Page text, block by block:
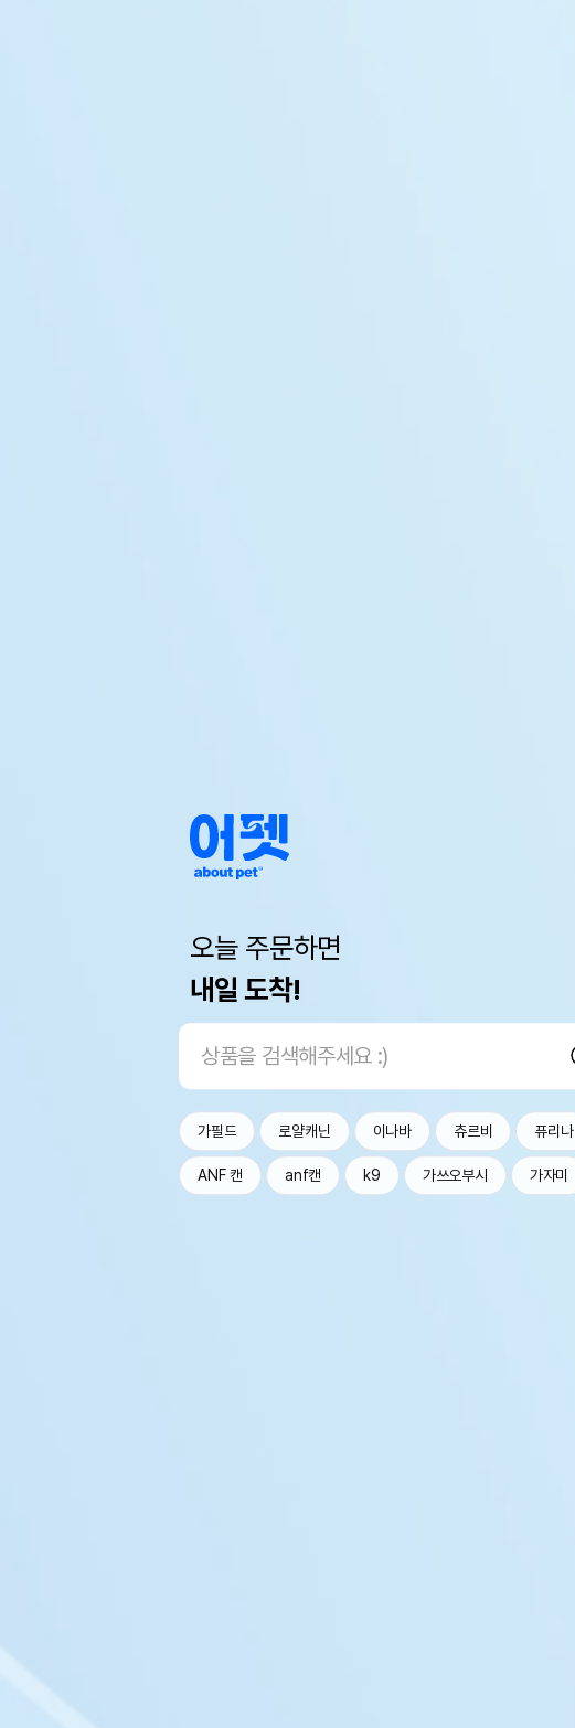
오늘 주문하면
내일 도착!
가필드 로얄캐닌 이나바 츄르비 퓨리나
ANF 캔 anf캔 k9 가쓰오부시 가자미